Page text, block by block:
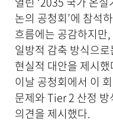
합
니
다
논의 공청회’에 참석
흐름에는 공감하지만
일방적 감축 방식으
현실적 대안을 제시했
이날 공청회에서 이
문제와 Tier 2 산정
의견을 제시했다.